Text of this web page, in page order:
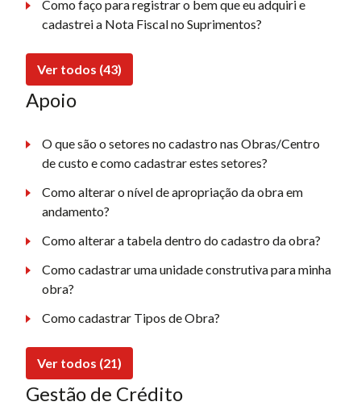
Como faço para registrar o bem que eu adquiri e
cadastrei a Nota Fiscal no Suprimentos?
Ver todos (43)
Apoio
O que são o setores no cadastro nas Obras/Centro
de custo e como cadastrar estes setores?
Como alterar o nível de apropriação da obra em
andamento?
Como alterar a tabela dentro do cadastro da obra?
Como cadastrar uma unidade construtiva para minha
obra?
Como cadastrar Tipos de Obra?
Ver todos (21)
Gestão de Crédito